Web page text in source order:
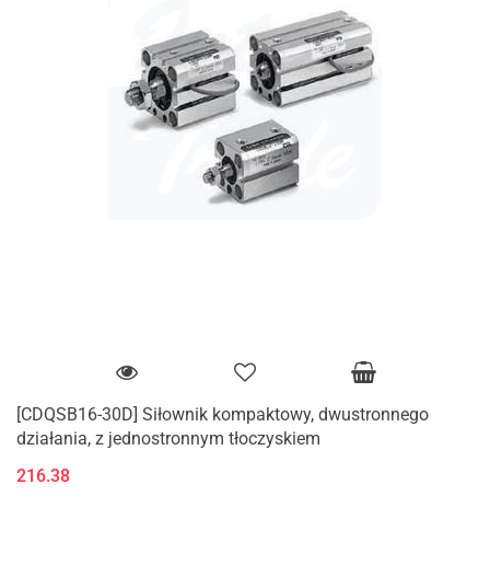
[CDQSB16-30D] Siłownik kompaktowy, dwustronnego
działania, z jednostronnym tłoczyskiem
216.38